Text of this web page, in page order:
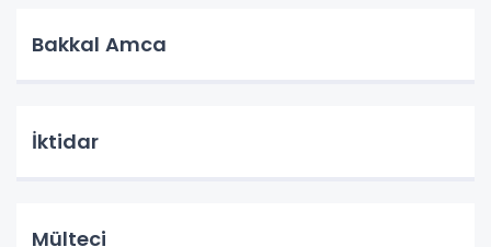
Bakkal Amca
İktidar
Mülteci